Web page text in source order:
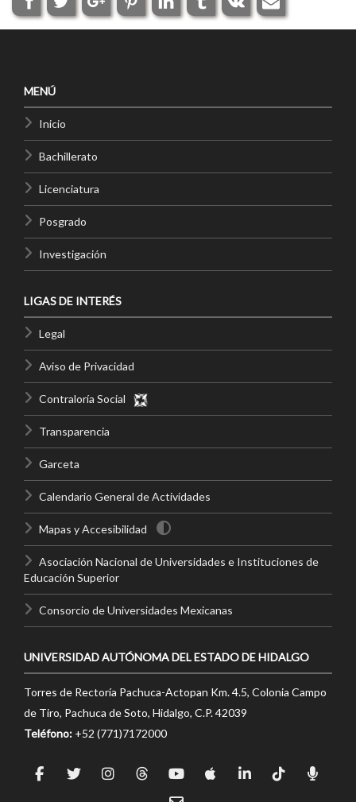
MENÚ
Inicio
Bachillerato
Licenciatura
Posgrado
Investigación
LIGAS DE INTERÉS
Legal
Aviso de Privacidad
Contraloría Social
Transparencia
Garceta
Calendario General de Actividades
Mapas y Accesibilidad
Asociación Nacional de Universidades e Instituciones de
Educación Superior
Consorcio de Universidades Mexicanas
UNIVERSIDAD AUTÓNOMA DEL ESTADO DE HIDALGO
Torres de Rectoría Pachuca-Actopan Km. 4.5, Colonia Campo
de Tiro, Pachuca de Soto, Hidalgo, C.P. 42039
Teléfono: +52 (771)7172000